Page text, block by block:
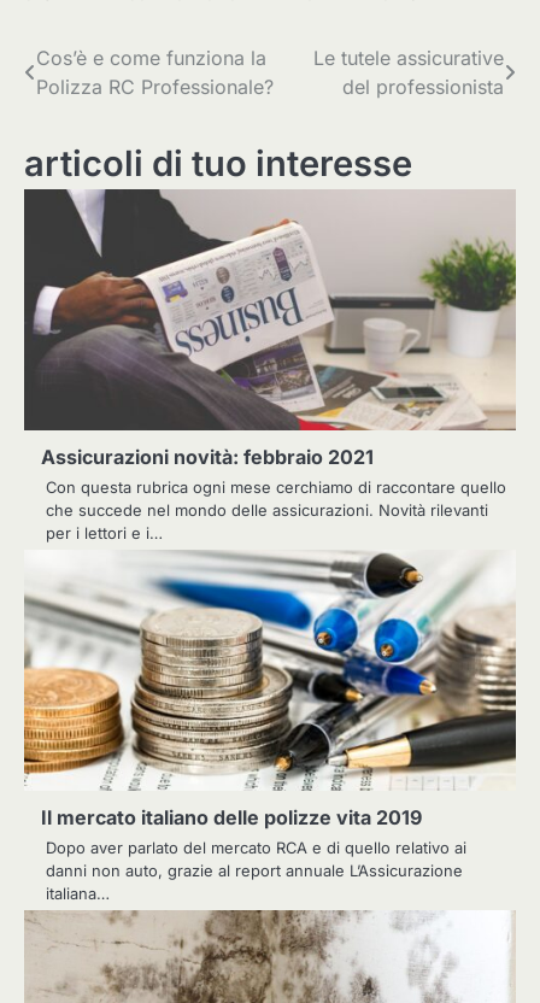
Navigazione
Cos’è e come funziona la
Polizza RC Professionale?
Le tutele assicurative
del professionista
articoli di tuo interesse
Assicurazioni novità: febbraio 2021
Con questa rubrica ogni mese cerchiamo di raccontare quello
che succede nel mondo delle assicurazioni. Novità rilevanti
per i lettori e i…
Il mercato italiano delle polizze vita 2019
Dopo aver parlato del mercato RCA e di quello relativo ai
danni non auto, grazie al report annuale L’Assicurazione
italiana…